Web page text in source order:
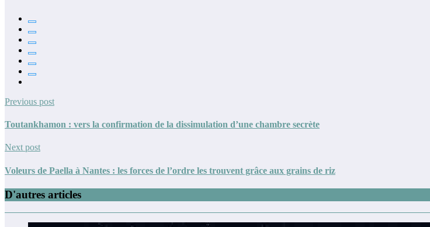
Previous post
Toutankhamon : vers la confirmation de la dissimulation d’une chambre secrète
Next post
Voleurs de Paella à Nantes : les forces de l’ordre les trouvent grâce aux grains de riz
D'autres articles